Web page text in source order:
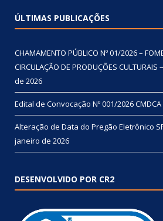
ÚLTIMAS PUBLICAÇÕES
CHAMAMENTO PÚBLICO Nº 01/2026 –
CIRCULAÇÃO DE PRODUÇÕES
de 2026
Edital de Convocação Nº 001/2026 CMDCA
Alteração de Data do Pregão Eletrônico
janeiro de 2026
DESENVOLVIDO POR CR2